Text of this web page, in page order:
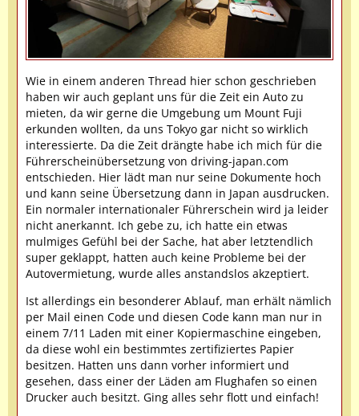
Wie in einem anderen Thread hier schon geschrieben
haben wir auch geplant uns für die Zeit ein Auto zu
mieten, da wir gerne die Umgebung um Mount Fuji
erkunden wollten, da uns Tokyo gar nicht so wirklich
interessierte. Da die Zeit drängte habe ich mich für die
Führerscheinübersetzung von driving-japan.com
entschieden. Hier lädt man nur seine Dokumente hoch
und kann seine Übersetzung dann in Japan ausdrucken.
Ein normaler internationaler Führerschein wird ja leider
nicht anerkannt. Ich gebe zu, ich hatte ein etwas
mulmiges Gefühl bei der Sache, hat aber letztendlich
super geklappt, hatten auch keine Probleme bei der
Autovermietung, wurde alles anstandslos akzeptiert.
Ist allerdings ein besonderer Ablauf, man erhält nämlich
per Mail einen Code und diesen Code kann man nur in
einem 7/11 Laden mit einer Kopiermaschine eingeben,
da diese wohl ein bestimmtes zertifiziertes Papier
besitzen. Hatten uns dann vorher informiert und
gesehen, dass einer der Läden am Flughafen so einen
Drucker auch besitzt. Ging alles sehr flott und einfach!